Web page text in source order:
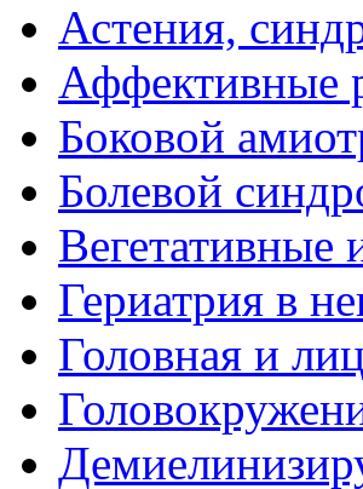
Астения,
Аффективные
Боковой
Болевой
Вегетативные
Гериатрия в
Головная и